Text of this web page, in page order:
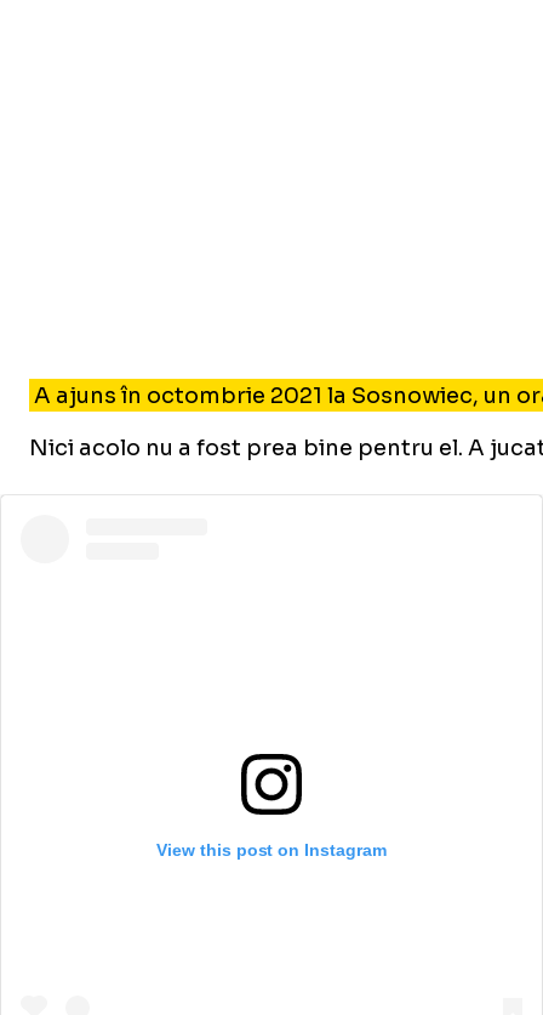
A ajuns în octombrie 2021 la Sosnowiec, un
Nici acolo nu a fost prea bine pentru el. A
View this post on Instagram